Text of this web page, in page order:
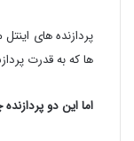
ها که به قدرت
اما این دو